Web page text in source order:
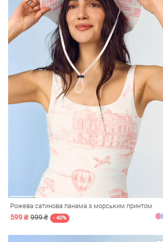
Рожева сатинова панама з морським принтом
599 ₴ 999 ₴ - 40%